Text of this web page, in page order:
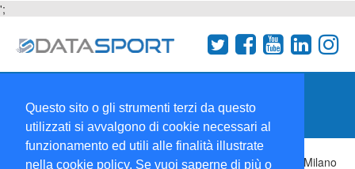
Questo sito o gli strumenti terzi da questo
utilizzati si avvalgono di cookie necessari al
funzionamento ed utili alle finalità illustrate
nella cookie policy. Se vuoi saperne di più o
';
Collabora con noi
Copyright 1995-2026 © Wise Srl Via Palmanova 8 20132 Milano